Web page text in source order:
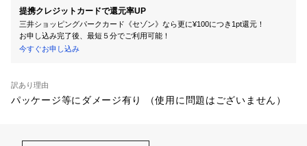
提携クレジットカードで還元率UP
三井ショッピングパークカード《セゾン》なら更に¥100につき1pt還元！
お申し込み完了後、最短５分でご利用可能！
今すぐお申し込み
訳あり理由
パッケージ等にダメージ有り （使用に問題はございません）